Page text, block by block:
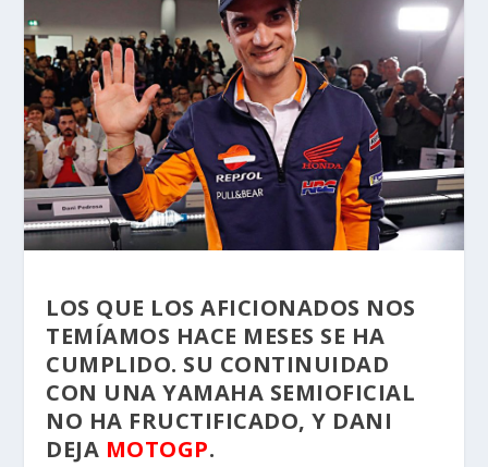
LOS QUE LOS AFICIONADOS NOS
TEMÍAMOS HACE MESES SE HA
CUMPLIDO. SU CONTINUIDAD
CON UNA YAMAHA SEMIOFICIAL
NO HA FRUCTIFICADO, Y DANI
DEJA MOTOGP.